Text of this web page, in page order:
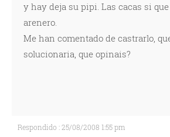
y hay deja su pipi. Las cacas si
arenero.
Me han comentado de castrarlo,
solucionaria, que opinais?
Respondido : 25/08/2008 1:55 pm